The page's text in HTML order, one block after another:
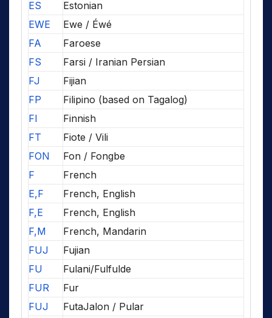
ES
Estonian
EWE
Ewe / Éwé
FA
Faroese
FS
Farsi / Iranian Persian
FJ
Fijian
FP
Filipino (based on Tagalog)
FI
Finnish
FT
Fiote / Vili
FON
Fon / Fongbe
F
French
E,F
French, English
F,E
French, English
F,M
French, Mandarin
FUJ
Fujian
FU
Fulani/Fulfulde
FUR
Fur
FUJ
FutaJalon / Pular